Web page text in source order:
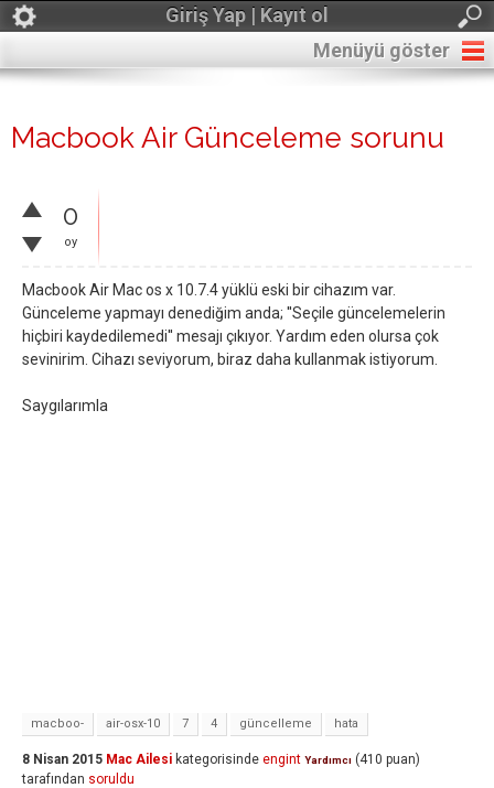
Giriş Yap | Kayıt ol
Menüyü göster
Macbook Air Günceleme sorunu
0
oy
Macbook Air Mac os x 10.7.4 yüklü eski bir cihazım var.
Günceleme yapmayı denediğim anda; ''Seçile güncelemelerin
hiçbiri kaydedilemedi'' mesajı çıkıyor. Yardım eden olursa çok
sevinirim. Cihazı seviyorum, biraz daha kullanmak istiyorum.
Saygılarımla
macboo- air-osx-10 7 4 güncelleme hata
8 Nisan 2015 Mac Ailesi kategorisinde engint Yardımcı (410 puan)
tarafından soruldu